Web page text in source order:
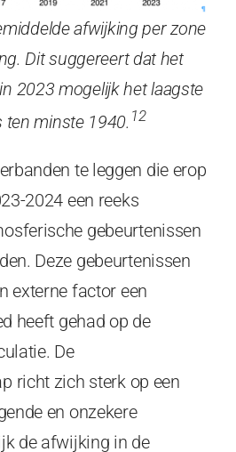
afwijking per zone
Dit suggereert dat het
2023 mogelijk het laagste
ten minste 1940. 12
te leggen die erop
2024 een reeks
gebeurtenissen
Deze gebeurtenissen
externe factor een
heeft gehad op de
De
richt zich sterk op een
en onzekere
de afwijking in de